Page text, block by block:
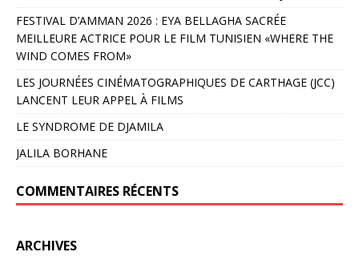
FESTIVAL D’AMMAN 2026 : EYA BELLAGHA SACRÉE
MEILLEURE ACTRICE POUR LE FILM TUNISIEN «WHERE THE
WIND COMES FROM»
LES JOURNÉES CINÉMATOGRAPHIQUES DE CARTHAGE (JCC)
LANCENT LEUR APPEL À FILMS
LE SYNDROME DE DJAMILA
JALILA BORHANE
COMMENTAIRES RÉCENTS
ARCHIVES